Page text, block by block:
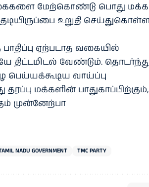
மேற்கொண்டு பொது
உறுதி
ஏற்படாத வகையில்
திட்டமிடல் வேண்டும்.
வாய்ப்பு
மக்களின் பாதுகாப்பிற்கும்,
முன்னேற்பா
NADU GOVERNMENT TMC PARTY